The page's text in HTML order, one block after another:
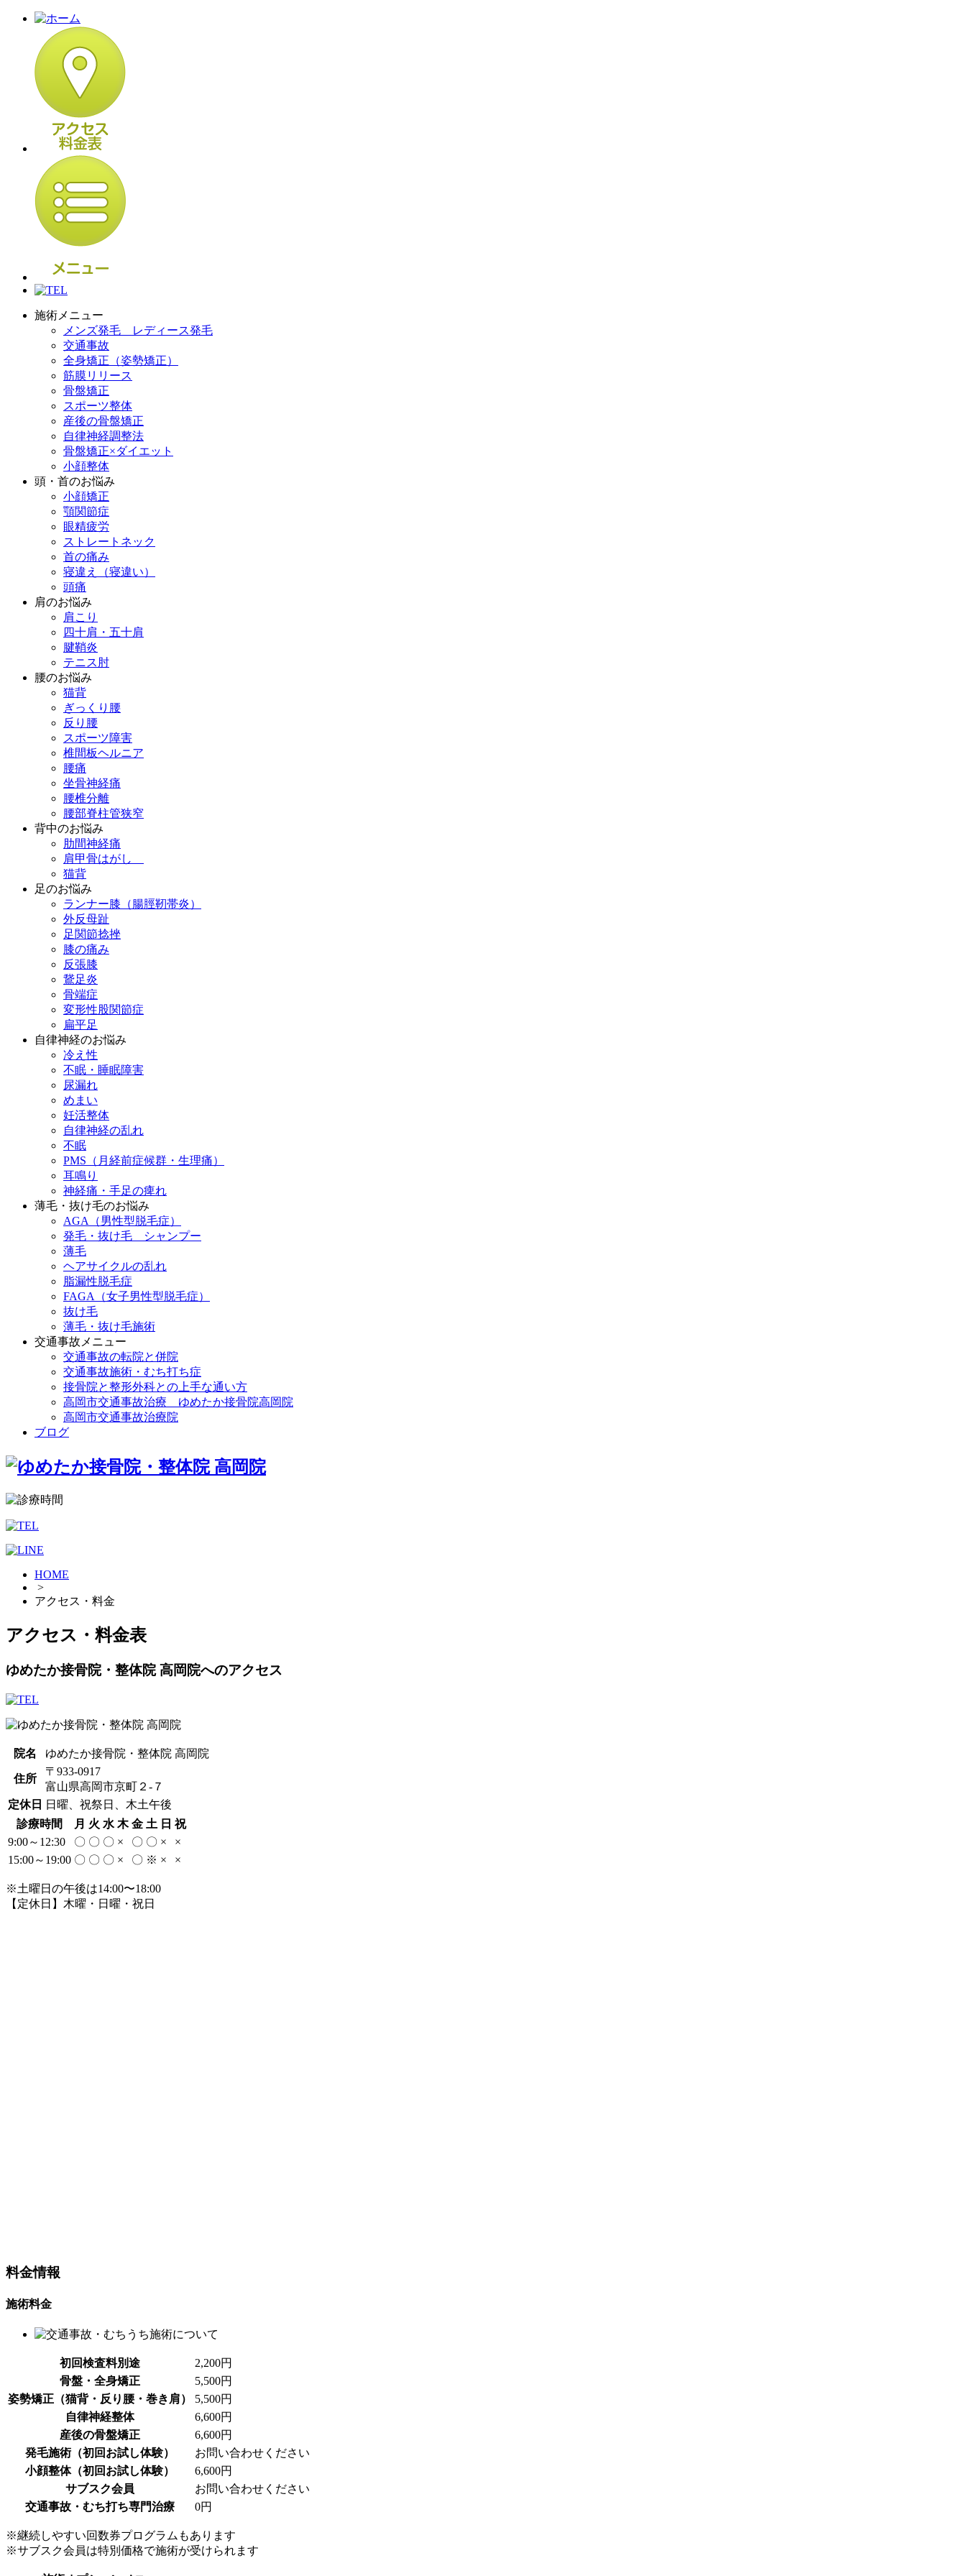
施術メニュー
メンズ発毛 レディース発毛
交通事故
全身矯正（姿勢矯正）
筋膜リリース
骨盤矯正
スポーツ整体
産後の骨盤矯正
自律神経調整法
骨盤矯正×ダイエット
小顔整体
頭・首のお悩み
小顔矯正
顎関節症
眼精疲労
ストレートネック
首の痛み
寝違え（寝違い）
頭痛
肩のお悩み
肩こり
四十肩・五十肩
腱鞘炎
テニス肘
腰のお悩み
猫背
ぎっくり腰
反り腰
スポーツ障害
椎間板ヘルニア
腰痛
坐骨神経痛
腰椎分離
腰部脊柱管狭窄
背中のお悩み
肋間神経痛
肩甲骨はがし
猫背
足のお悩み
ランナー膝（腸脛靭帯炎）
外反母趾
足関節捻挫
膝の痛み
反張膝
鵞足炎
骨端症
変形性股関節症
扁平足
自律神経のお悩み
冷え性
不眠・睡眠障害
尿漏れ
めまい
妊活整体
自律神経の乱れ
不眠
PMS（月経前症候群・生理痛）
耳鳴り
神経痛・手足の痺れ
薄毛・抜け毛のお悩み
AGA（男性型脱毛症）
発毛・抜け毛 シャンプー
薄毛
ヘアサイクルの乱れ
脂漏性脱毛症
FAGA（女子男性型脱毛症）
抜け毛
薄毛・抜け毛施術
交通事故メニュー
交通事故の転院と併院
交通事故施術・むち打ち症
接骨院と整形外科との上手な通い方
高岡市交通事故治療 ゆめたか接骨院高岡院
高岡市交通事故治療院
ブログ
HOME
>
アクセス・料金
アクセス・料金表
ゆめたか接骨院・整体院 高岡院へのアクセス
院名 ゆめたか接骨院・整体院 高岡院
住所
〒933-0917
富山県高岡市京町２-７
定休日
日曜、祝祭日、木土午後
診療時間
月 火 水 木 金 土 日 祝
9:00～12:30
〇 〇 〇 × 〇 〇 ×
×
15:00～19:00 〇 〇 〇 × 〇 ※ × ×
※土曜日の午後は14:00〜18:00
【定休日】木曜・日曜・祝日
料金情報
施術料金
初回検査料別途
2,200円
骨盤・全身矯正
5,500円
姿勢矯正（猫背・反り腰・巻き肩）
5,500円
自律神経整体
6,600円
産後の骨盤矯正
6,600円
発毛施術（初回お試し体験）
お問い合わせください
小顔整体（初回お試し体験）
6,600円
サブスク会員
お問い合わせください
交通事故・むち打ち専門治療
0円
※継続しやすい回数券プログラムもあります
※サブスク会員は特別価格で施術が受けられます